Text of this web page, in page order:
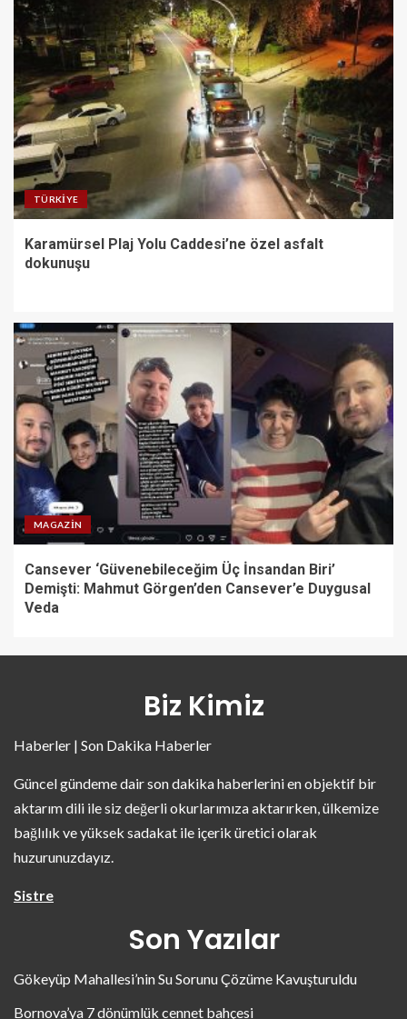
TÜRKIYE
Karamürsel Plaj Yolu Caddesi’ne özel asfalt
dokunuşu
MAGAZIN
Cansever ‘Güvenebileceğim Üç İnsandan Biri’
Demişti: Mahmut Görgen’den Cansever’e Duygusal
Veda
Biz Kimiz
Haberler | Son Dakika Haberler
Güncel gündeme dair son dakika haberlerini en objektif bir
aktarım dili ile siz değerli okurlarımıza aktarırken, ülkemize
bağlılık ve yüksek sadakat ile içerik üretici olarak
huzurunuzdayız.
Sistre
Son Yazılar
Gökeyüp Mahallesi’nin Su Sorunu Çözüme Kavuşturuldu
Bornova’ya 7 dönümlük cennet bahçesi